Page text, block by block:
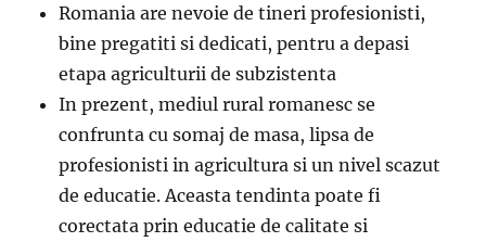
Romania are nevoie de tineri profesionisti,
bine pregatiti si dedicati, pentru a depasi
etapa agriculturii de subzistenta
In prezent, mediul rural romanesc se
confrunta cu somaj de masa, lipsa de
profesionisti in agricultura si un nivel scazut
de educatie. Aceasta tendinta poate fi
corectata prin educatie de calitate si